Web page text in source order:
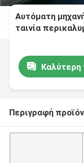
Αυτόματη
ταινία
Καλύτερη
Περιγραφή